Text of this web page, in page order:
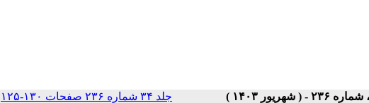
جلد ۳۴ شماره ۲۳۶ صفحات ۱۳۰-۱۲۵